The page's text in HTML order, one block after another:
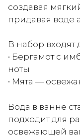
создавая
придавая воде
В набор входят
• Бергамот с
ноты
• Мята —
Вода в ванне
подходит для
освежающей